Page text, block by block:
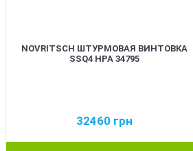
NOVRITSCH ШТУРМОВАЯ ВИНТОВКА
SSQ4 HPA 34795
32460 грн